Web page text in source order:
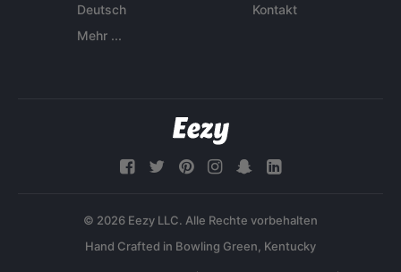
Deutsch
Mehr ...
Kontakt
© 2026 Eezy LLC. Alle Rechte vorbehalten